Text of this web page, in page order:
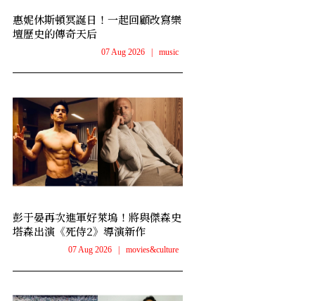
惠妮休斯頓冥誕日！一起回顧改寫樂
壇歷史的傳奇天后
07 Aug 2026 | music
彭于晏再次進軍好萊塢！將與傑森史
塔森出演《死侍2》導演新作
07 Aug 2026 movies&culture